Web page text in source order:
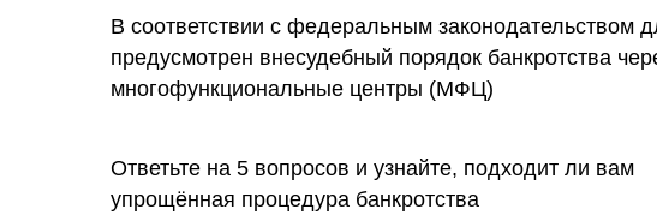
В соответствии с федеральным законодательством
предусмотрен внесудебный порядок банкротства
многофункциональные центры (МФЦ)
Ответьте на 5 вопросов и узнайте, подходит ли вам
упрощённая процедура банкротства